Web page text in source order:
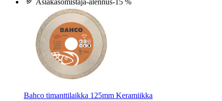
Asiakasomistaja-alennus-15 %
Bahco timanttilaikka 125mm Keramiikka